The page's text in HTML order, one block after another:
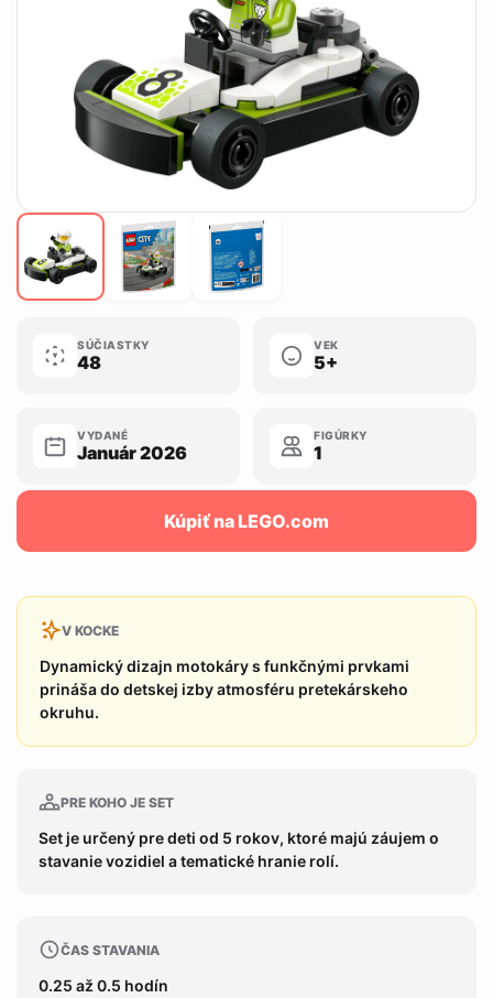
SÚČIASTKY
48
VEK
5+
VYDANÉ
Január 2026
FIGÚRKY
1
Kúpiť na LEGO.com
V KOCKE
Dynamický dizajn motokáry s funkčnými prvkami
prináša do detskej izby atmosféru pretekárskeho
okruhu.
PRE KOHO JE SET
Set je určený pre deti od 5 rokov, ktoré majú záujem o
stavanie vozidiel a tematické hranie rolí.
ČAS STAVANIA
0.25 až 0.5 hodín